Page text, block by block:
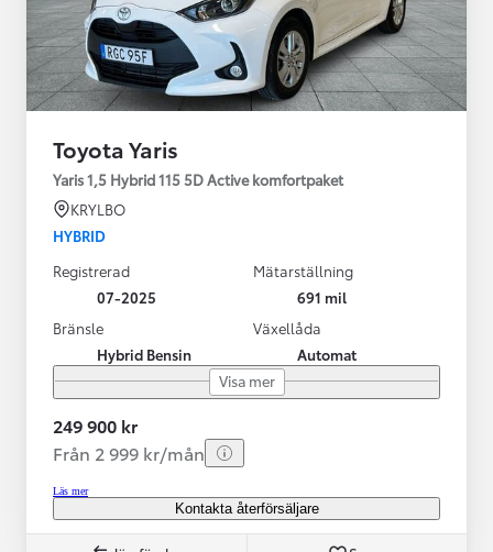
Toyota Yaris
Yaris 1,5 Hybrid 115 5D Active komfortpaket
KRYLBO
HYBRID
Registrerad
07-2025
Mätarställning
691 mil
Bränsle
Hybrid Bensin
Växellåda
Automat
Visa mer
249 900 kr
Från 2 999 kr/mån
Läs mer
Kontakta återförsäljare